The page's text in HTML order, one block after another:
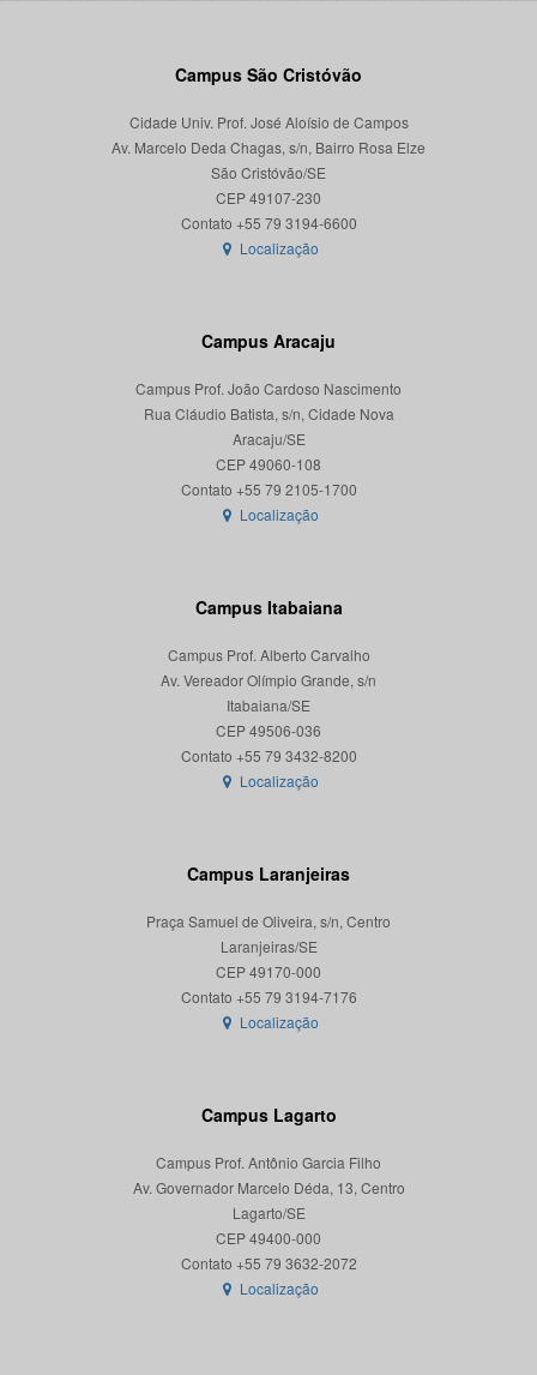
Campus São Cristóvão
Cidade Univ. Prof. José Aloísio de Campos
Av. Marcelo Deda Chagas, s/n, Bairro Rosa Elze
São Cristóvão/SE
CEP 49107-230
Localização
Campus Aracaju
Campus Prof. João Cardoso Nascimento
Rua Cláudio Batista, s/n, Cidade Nova
Aracaju/SE
CEP 49060-108
Localização
Campus Itabaiana
Campus Prof. Alberto Carvalho
Av. Vereador Olímpio Grande, s/n
Itabaiana/SE
CEP 49506-036
Localização
Campus Laranjeiras
Praça Samuel de Oliveira, s/n, Centro
Laranjeiras/SE
CEP 49170-000
Localização
Campus Lagarto
Campus Prof. Antônio Garcia Filho
Av. Governador Marcelo Déda, 13, Centro
Lagarto/SE
CEP 49400-000
Localização